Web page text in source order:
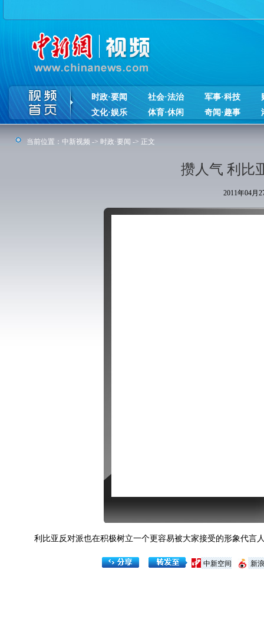
时政·要闻 社会·法治 军事·科技
文化·娱乐
体育·休闲 奇闻·趣事
当前位置： 中新视频 -> 时政·要闻 -> 正文
攒人气 利比
2011年04月
利比亚反对派也在积极树立一个更容易被大家接受的形象代言
新
中新空间